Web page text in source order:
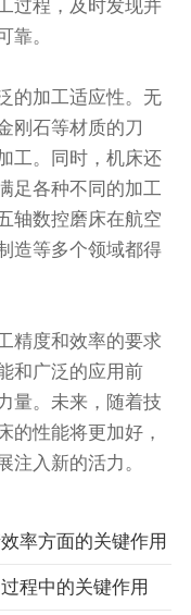
过程，及时发现并
靠。
加工适应性。无
刚石等材质的刀
工。同时，机床还
足各种不同的加工
轴数控磨床在航空
造等多个领域都得
度和效率的要求
和广泛的应用前
量。未来，随着技
的性能将更加好，
注入新的活力。
率方面的关键作用
程中的关键作用